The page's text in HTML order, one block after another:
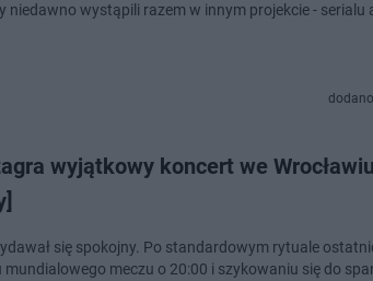
niedawno wystąpili razem w innym projekcie - serialu
wyjątkowy koncert we
się spokojny. Po standardowym rytuale
meczu o 20:00 i szykowaniu się do